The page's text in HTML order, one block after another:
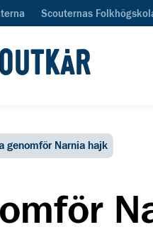
Scouternas
genomför Narnia hajk